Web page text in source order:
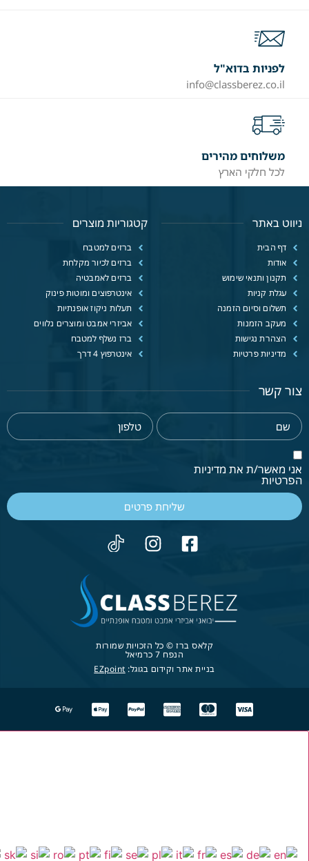
לפניות בדוא"ל
info@classberez.co.il
משלוחים מהירים
לכל חלקי הארץ
ניווט באתר
דף הבית
אודות
תקנון ותנאי שימוש
עגלת קניות
תשלום וסיום הזמנה
מעקב הזמנות
הצהרת נגישות
מדיניות פרטיות
קטגוריות מוצרים
ברזים למטבח
ברזים לכיור מקלחת
ברזים לאמבטיה
אינטרפוצים ומוטות פינוק
תעלות ניקוז אופנתיות
אביזרי אמבט ומוצרים נלווים
ברז נשלף למטבח
אינטרפוץ 4 דרך
צור קשר
אני מאשר/ת את מדיניות
הפרטיות
שליחת פרטים
קלאס ברז © כל הזכויות שמורות
הנפח 7 כרמיאל
בניית אתר וקידום בגוגל: EZpoint